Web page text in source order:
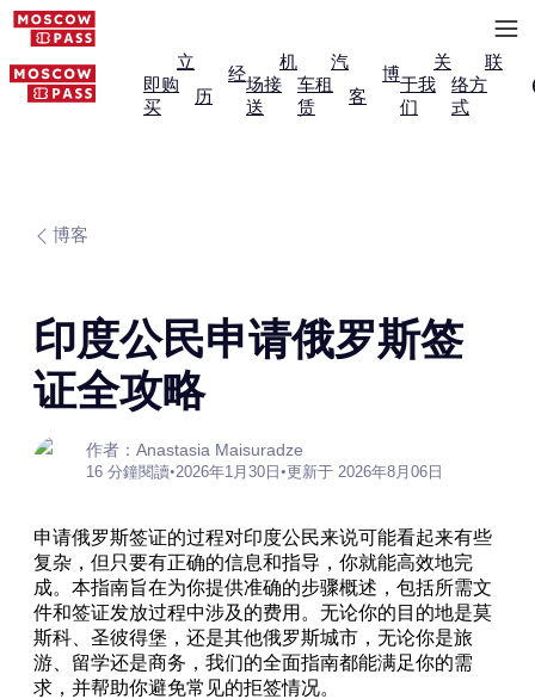
立
即购
买
经
历
机
场接
送
汽
车租
赁
博
客
关
于我
们
联
络方
式
博客
印度公民申请俄罗斯签
证全攻略
作者：Anastasia Maisuradze
16 分鐘閱讀•2026年1月30日 •更新于 2026年8月06日
申请俄罗斯签证的过程对印度公民来说可能看起来有些
复杂，但只要有正确的信息和指导，你就能高效地完
成。本指南旨在为你提供准确的步骤概述，包括所需文
件和签证发放过程中涉及的费用。无论你的目的地是莫
斯科、圣彼得堡，还是其他俄罗斯城市，无论你是旅
游、留学还是商务，我们的全面指南都能满足你的需
求，并帮助你避免常见的拒签情况。